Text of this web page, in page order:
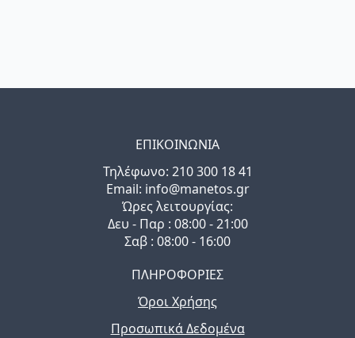
ΕΠΙΚΟΙΝΩΝΙΑ
Τηλέφωνo: 210 300 18 41
Email: info@manetos.gr
Ώρες λειτουργίας:
Δευ - Παρ : 08:00 - 21:00
Σαβ : 08:00 - 16:00
ΠΛΗΡΟΦΟΡΙΕΣ
Όροι Χρήσης
Προσωπικά Δεδομένα